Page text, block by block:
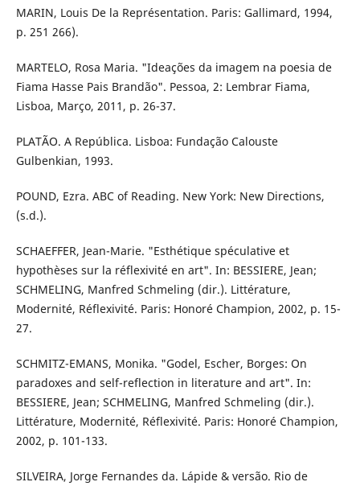
MARIN, Louis De la Représentation. Paris: Gallimard, 1994,
p. 251 266).
MARTELO, Rosa Maria. "Ideações da imagem na poesia de
Fiama Hasse Pais Brandão". Pessoa, 2: Lembrar Fiama,
Lisboa, Março, 2011, p. 26-37.
PLATÃO. A República. Lisboa: Fundação Calouste
Gulbenkian, 1993.
POUND, Ezra. ABC of Reading. New York: New Directions,
(s.d.).
SCHAEFFER, Jean-Marie. "Esthétique spéculative et
hypothèses sur la réflexivité en art". In: BESSIERE, Jean;
SCHMELING, Manfred Schmeling (dir.). Littérature,
Modernité, Réflexivité. Paris: Honoré Champion, 2002, p. 15-
27.
SCHMITZ-EMANS, Monika. "Godel, Escher, Borges: On
paradoxes and self-reflection in literature and art". In:
BESSIERE, Jean; SCHMELING, Manfred Schmeling (dir.).
Littérature, Modernité, Réflexivité. Paris: Honoré Champion,
2002, p. 101-133.
SILVEIRA, Jorge Fernandes da. Lápide & versão. Rio de